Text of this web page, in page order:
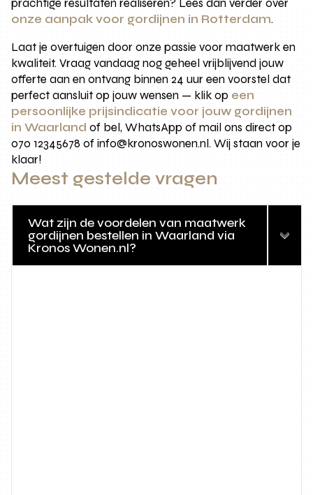
prachtige resultaten realiseren? Lees dan verder over
onze aanpak voor gordijnen in Rotterdam.
Laat je overtuigen door onze passie voor maatwerk en
kwaliteit. Vraag vandaag nog geheel vrijblijvend jouw
offerte aan en ontvang binnen 24 uur een voorstel dat
perfect aansluit op jouw wensen — klik op een
persoonlijke prijsindicatie voor jouw gordijnen
in Waarland of bel, WhatsApp of mail ons direct op
070 12345678 of info@kronoswonen.nl. Wij staan voor je
klaar!
Meest gestelde vragen
Wat zijn de voordelen van maatwerk
gordijnen bestellen in Waarland via
Kronos Wonen.nl?